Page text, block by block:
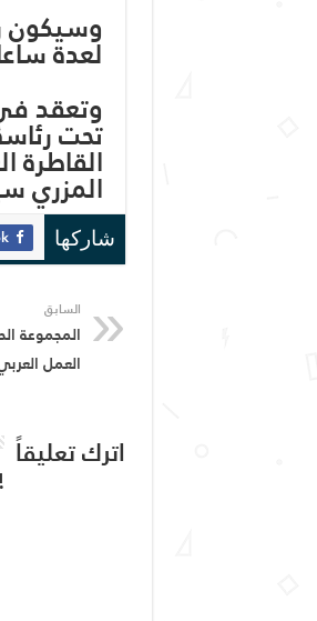
وسيكون
لعدة
تحت
القاطرة
المزري
شاركها
السابق
المجموعة
العمل
اترك تعليقاً